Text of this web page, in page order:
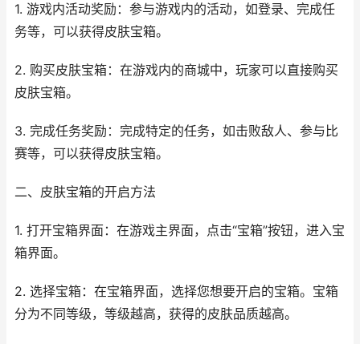
1. 游戏内活动奖励：参与游戏内的活动，如登录、完成任
务等，可以获得皮肤宝箱。
2. 购买皮肤宝箱：在游戏内的商城中，玩家可以直接购买
皮肤宝箱。
3. 完成任务奖励：完成特定的任务，如击败敌人、参与比
赛等，可以获得皮肤宝箱。
二、皮肤宝箱的开启方法
1. 打开宝箱界面：在游戏主界面，点击“宝箱”按钮，进入宝
箱界面。
2. 选择宝箱：在宝箱界面，选择您想要开启的宝箱。宝箱
分为不同等级，等级越高，获得的皮肤品质越高。